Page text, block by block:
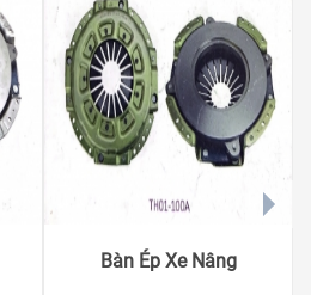
Bàn Ép Xe Nâng
next